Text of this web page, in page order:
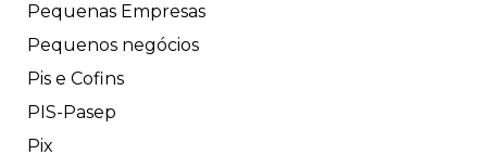
Pequenas Empresas
Pequenos negócios
Pis e Cofins
PIS-Pasep
Pix